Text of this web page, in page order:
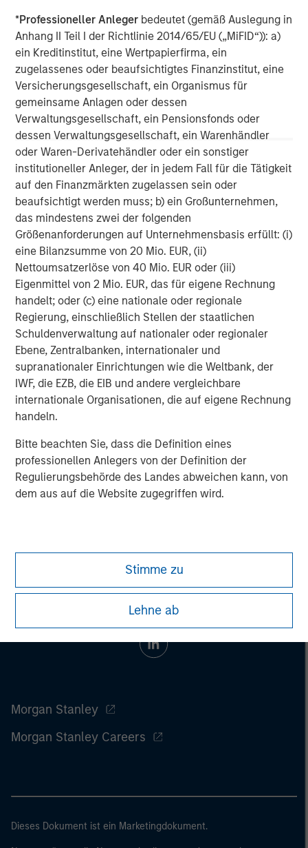
*Professioneller Anleger bedeutet (gemäß Auslegung in
Anhang II Teil I der Richtlinie 2014/65/EU („MiFID“)): a)
ein Kreditinstitut, eine Wertpapierfirma, ein
zugelassenes oder beaufsichtigtes Finanzinstitut, eine
Versicherungsgesellschaft, ein Organismus für
gemeinsame Anlagen oder dessen
Verwaltungsgesellschaft, ein Pensionsfonds oder
dessen Verwaltungsgesellschaft, ein Warenhändler
oder Waren-Derivatehändler oder ein sonstiger
institutioneller Anleger, der in jedem Fall für die Tätigkeit
auf den Finanzmärkten zugelassen sein oder
beaufsichtigt werden muss; b) ein Großunternehmen,
das mindestens zwei der folgenden
Größenanforderungen auf Unternehmensbasis erfüllt: (i)
eine Bilanzsumme von 20 Mio. EUR, (ii)
Nettoumsatzerlöse von 40 Mio. EUR oder (iii)
Eigenmittel von 2 Mio. EUR, das für eigene Rechnung
handelt; oder (c) eine nationale oder regionale
Regierung, einschließlich Stellen der staatlichen
Schuldenverwaltung auf nationaler oder regionaler
Ebene, Zentralbanken, internationaler und
supranationaler Einrichtungen wie die Weltbank, der
IWF, die EZB, die EIB und andere vergleichbare
internationale Organisationen, die auf eigene Rechnung
handeln.
Bitte beachten Sie, dass die Definition eines
professionellen Anlegers von der Definition der
Regulierungsbehörde des Landes abweichen kann, von
dem aus auf die Website zugegriffen wird.
Stimme zu
Lehne ab
Morgan Stanley (NYSE: MS) is a leading global financial
services firm providing a wide range of investment
banking, securities, wealth management and investment
management services. With offices in 42 countries, the
Firm’s employees serve clients worldwide including
corporations, governments, institutions and individuals.
For further information about Morgan Stanley, please visit
www.morganstanley.com.
Morgan Stanley Infrastructure Partners
Morgan Stanley Infrastructure Partners invests in a
diverse range of infrastructure assets predominantly
located in OECD countries. The team seeks to create
value through active asset management and operational
improvements.
MSIM Spokesperson
Managing Director
Morgan Stanley
Morgan Stanley Careers
Dieses Dokument ist ein Marketingdokument.